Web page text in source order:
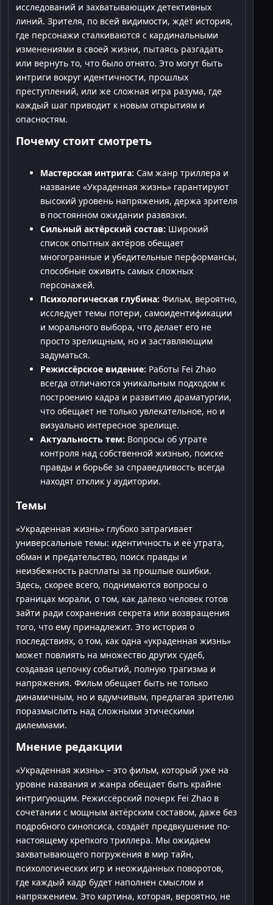
исследований и захватывающих детективных
линий. Зрителя, по всей видимости, ждёт история,
где персонажи сталкиваются с кардинальными
изменениями в своей жизни, пытаясь разгадать
или вернуть то, что было отнято. Это могут быть
интриги вокруг идентичности, прошлых
преступлений, или же сложная игра разума, где
каждый шаг приводит к новым открытиям и
опасностям.
Почему стоит смотреть
Мастерская интрига: Сам жанр триллера и
название «Украденная жизнь» гарантируют
высокий уровень напряжения, держа зрителя
в постоянном ожидании развязки.
Сильный актёрский состав: Широкий
список опытных актёров обещает
многогранные и убедительные перформансы,
способные оживить самых сложных
персонажей.
Психологическая глубина: Фильм, вероятно,
исследует темы потери, самоидентификации
и морального выбора, что делает его не
просто зрелищным, но и заставляющим
задуматься.
Режиссёрское видение: Работы Fei Zhao
всегда отличаются уникальным подходом к
построению кадра и развитию драматургии,
что обещает не только увлекательное, но и
визуально интересное зрелище.
Актуальность тем: Вопросы об утрате
контроля над собственной жизнью, поиске
правды и борьбе за справедливость всегда
находят отклик у аудитории.
Темы
«Украденная жизнь» глубоко затрагивает
универсальные темы: идентичность и её утрата,
обман и предательство, поиск правды и
неизбежность расплаты за прошлые ошибки.
Здесь, скорее всего, поднимаются вопросы о
границах морали, о том, как далеко человек готов
зайти ради сохранения секрета или возвращения
того, что ему принадлежит. Это история о
последствиях, о том, как одна «украденная жизнь»
может повлиять на множество других судеб,
создавая цепочку событий, полную трагизма и
напряжения. Фильм обещает быть не только
динамичным, но и вдумчивым, предлагая зрителю
поразмыслить над сложными этическими
дилеммами.
Мнение редакции
«Украденная жизнь» – это фильм, который уже на
уровне названия и жанра обещает быть крайне
интригующим. Режиссёрский почерк Fei Zhao в
сочетании с мощным актёрским составом, даже без
подробного синопсиса, создаёт предвкушение по-
настоящему крепкого триллера. Мы ожидаем
захватывающего погружения в мир тайн,
психологических игр и неожиданных поворотов,
где каждый кадр будет наполнен смыслом и
напряжением. Это картина, которая, вероятно, не